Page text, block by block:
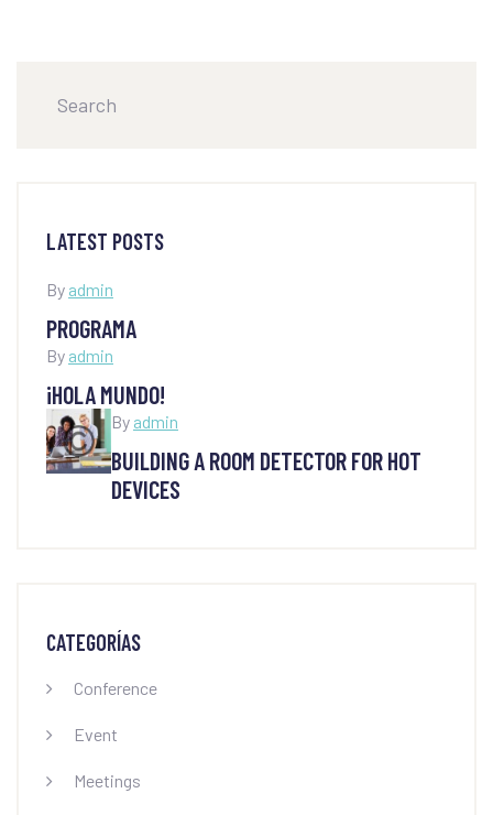
LATEST POSTS
By admin
PROGRAMA
By admin
¡HOLA MUNDO!
By admin
BUILDING A ROOM DETECTOR FOR HOT
DEVICES
CATEGORÍAS
Conference
Event
Meetings